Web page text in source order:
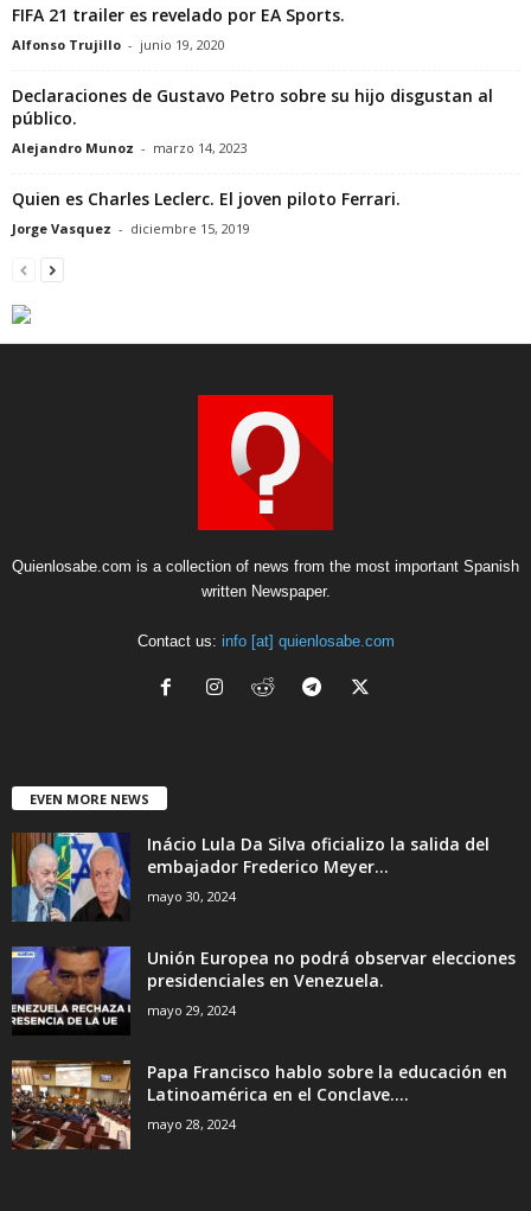
FIFA 21 trailer es revelado por EA Sports.
Alfonso Trujillo - junio 19, 2020
Declaraciones de Gustavo Petro sobre su hijo disgustan al
público.
Alejandro Munoz - marzo 14, 2023
Quien es Charles Leclerc. El joven piloto Ferrari.
Jorge Vasquez - diciembre 15, 2019
Quienlosabe.com is a collection of news from the most important Spanish
written Newspaper.
Contact us: info [at] quienlosabe.com
EVEN MORE NEWS
Inácio Lula Da Silva oficializo la salida del
embajador Frederico Meyer...
mayo 30, 2024
Unión Europea no podrá observar elecciones
presidenciales en Venezuela.
mayo 29, 2024
Papa Francisco hablo sobre la educación en
Latinoamérica en el Conclave....
mayo 28, 2024